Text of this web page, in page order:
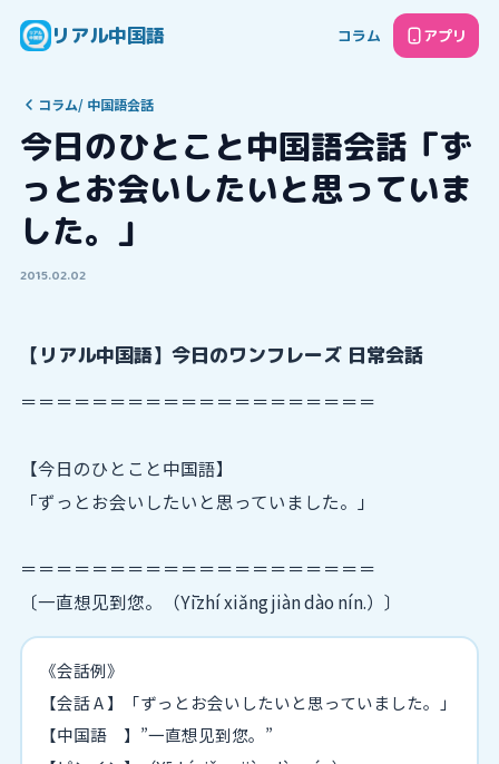
リアル中国語 コラム アプリ
コラム/ 中国語会話
今日のひとこと中国語会話「ず
っとお会いしたいと思っていま
した。」
2015.02.02
【リアル中国語】今日のワンフレーズ 日常会話
＝＝＝＝＝＝＝＝＝＝＝＝＝＝＝＝＝＝＝＝
【今日のひとこと中国語】
「ずっとお会いしたいと思っていました。」
＝＝＝＝＝＝＝＝＝＝＝＝＝＝＝＝＝＝＝＝
〔一直想见到您。（Yīzhí xiǎng jiàn dào nín.）〕
《会話例》
【会話 A 】「ずっとお会いしたいと思っていました。」
【中国語 】”一直想见到您。”